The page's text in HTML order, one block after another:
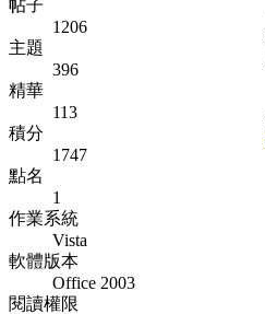
帖子
1206
主題
396
精華
113
積分
1747
點名
1
作業系統
Vista
軟體版本
Office 2003
閱讀權限